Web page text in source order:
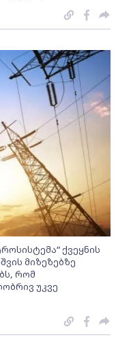
ქვეყნის
მიზეზებზე
რომ
უკვე